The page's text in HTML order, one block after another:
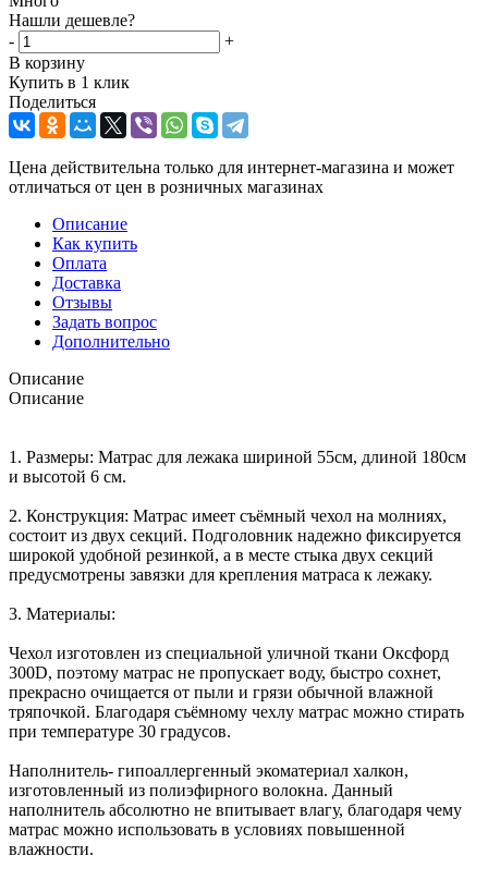
Нашли дешевле?
-
+
В корзину
Купить в 1 клик
Поделиться
Цена действительна только для интернет-магазина и может
отличаться от цен в розничных магазинах
Описание
Как купить
Оплата
Доставка
Отзывы
Задать вопрос
Дополнительно
Описание
Описание
1. Размеры: Матрас для лежака шириной 55см, длиной 180см
и высотой 6 см.
2. Конструкция: Матрас имеет съёмный чехол на молниях,
состоит из двух секций. Подголовник надежно фиксируется
широкой удобной резинкой, а в месте стыка двух секций
предусмотрены завязки для крепления матраса к лежаку.
3. Материалы:
Чехол изготовлен из специальной уличной ткани Оксфорд
300D, поэтому матрас не пропускает воду, быстро сохнет,
прекрасно очищается от пыли и грязи обычной влажной
тряпочкой. Благодаря съёмному чехлу матрас можно стирать
при температуре 30 градусов.
Наполнитель- гипоаллергенный экоматериал халкон,
изготовленный из полиэфирного волокна. Данный
наполнитель абсолютно не впитывает влагу, благодаря чему
матрас можно использовать в условиях повышенной
влажности.